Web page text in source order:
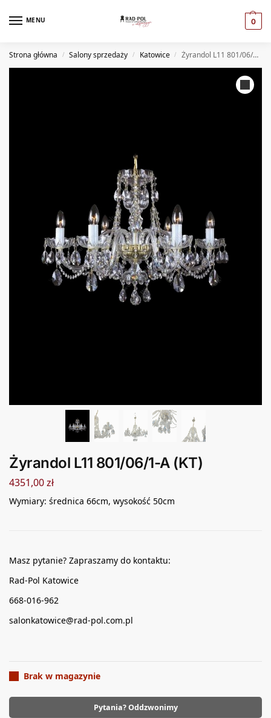
MENU 0
Strona główna / Salony sprzedaży / Katowice / Żyrandol L11 801/06/1-A (KT)
Żyrandol L11 801/06/1-A (KT)
4351,00zł
Wymiary: średnica 66cm, wysokość 50cm
Masz pytanie? Zapraszamy do kontaktu:
Rad-Pol Katowice
668-016-962
salonkatowice@rad-pol.com.pl
Brak w magazynie
Pytania? Oddzwonimy